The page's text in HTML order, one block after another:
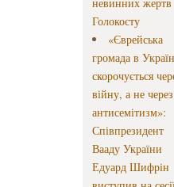
Голокосту
«Єврейська
громада в
скорочується
війну, а не через
антисемітизм»:
Співпрезидент
Вааду України
Едуард Шифрін